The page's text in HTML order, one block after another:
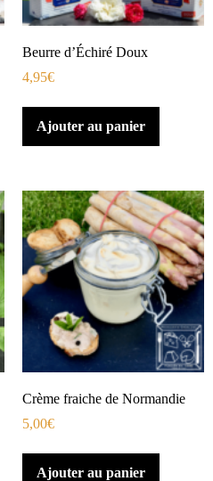
Beurre d’Échiré Doux
4,95€
Ajouter au panier
Crème fraiche de Normandie
5,00€
Ajouter au panier